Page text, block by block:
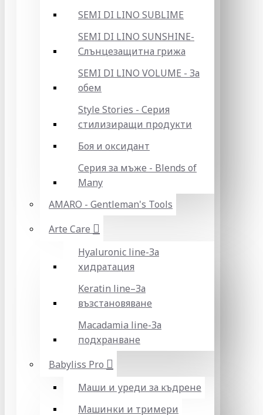
SEMI DI LINO SUBLIME
SEMI DI LINO SUNSHINE-
Слънцезащитна грижа
SEMI DI LINO VOLUME - За
обем
Style Stories - Серия
стилизиращи продукти
Боя и оксидант
Серия за мъже - Blends of
Many
AMARO - Gentleman's Tools
Arte Care
Hyaluronic line-За
хидратация
Keratin line–За
възстановяване
Macadamia line-За
подхранване
Babyliss Pro
Маши и уреди за къдрене
Машинки и тримери